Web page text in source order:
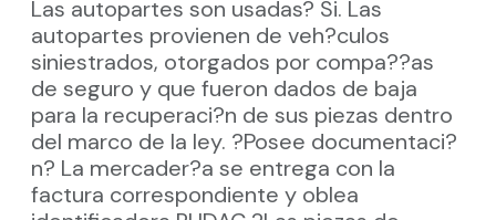
Las autopartes son usadas? Si. Las
autopartes provienen de veh?culos
siniestrados, otorgados por compa??as
de seguro y que fueron dados de baja
para la recuperaci?n de sus piezas dentro
del marco de la ley. ?Posee documentaci?
n? La mercader?a se entrega con la
factura correspondiente y oblea